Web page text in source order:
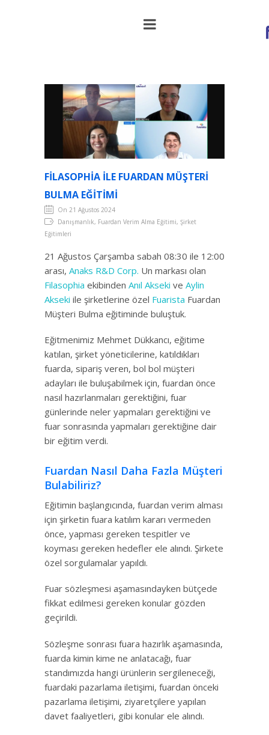
FILASOPHIA ILE FUARDAN MÜŞTERI
BULMA EĞITIMI
On 21 Ağustos 2024
Danışmanlık, Fuardan Verim Alma Eğitimi, Şirket
Eğitimleri
21 Ağustos Çarşamba sabah 08:30 ile 12:00
arası, Anaks R&D Corp. Un markası olan
Filasophia ekibinden Anıl Akseki ve Aylin
Akseki ile şirketlerine özel Fuarista Fuardan
Müşteri Bulma eğitiminde buluştuk.
Eğitmenimiz Mehmet Dükkancı, eğitime
katılan, şirket yöneticilerine, katıldıkları
fuarda, sipariş veren, bol bol müşteri
adayları ile buluşabilmek için, fuardan önce
nasıl hazırlanmaları gerektiğini, fuar
günlerinde neler yapmaları gerektiğini ve
fuar sonrasında yapmaları gerektiğine dair
bir eğitim verdi.
Fuardan Nasıl Daha Fazla Müşteri
Bulabiliriz?
Eğitimin başlangıcında, fuardan verim alması
için şirketin fuara katılım kararı vermeden
önce, yapması gereken tespitler ve
koyması gereken hedefler ele alındı. Şirkete
özel sorgulamalar yapıldı.
Fuar sözleşmesi aşamasındayken bütçede
fikkat edilmesi gereken konular gözden
geçirildi.
Sözleşme sonrası fuara hazırlık aşamasında,
fuarda kimin kime ne anlatacağı, fuar
standımızda hangi ürünlerin sergileneceği,
fuardaki pazarlama iletişimi, fuardan önceki
pazarlama iletişimi, ziyaretçilere yapılan
davet faaliyetleri, gibi konular ele alındı.